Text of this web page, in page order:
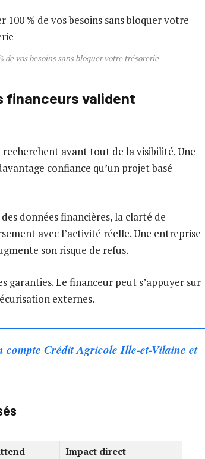
vos besoins sans bloquer votre trésorerie
financeurs valident
avant tout de la visibilité. Une
confiance qu’un projet basé
données financières, la clarté de
avec l’activité réelle. Une entreprise
son risque de refus.
garanties. Le financeur peut s’appuyer sur
externes.
compte Crédit Agricole Ille-et-Vilaine et
Impact direct